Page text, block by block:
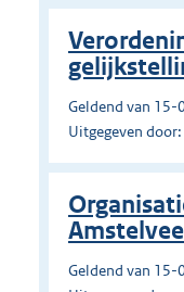
Geldend van
Uitgegeven
Geldend van